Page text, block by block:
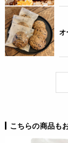
オ
こちらの商品も